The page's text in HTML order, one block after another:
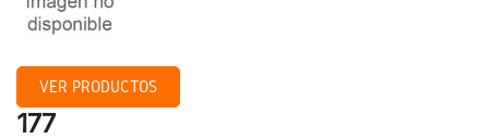
VER PRODUCTOS
177